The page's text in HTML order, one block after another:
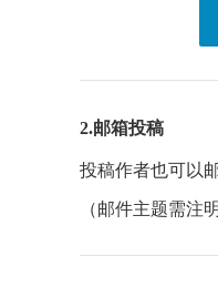
2.邮箱投稿
投稿作者也可以
（邮件主题需注